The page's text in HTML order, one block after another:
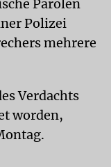
Parolen
Polizei
mehrere
Verdachts
worden,